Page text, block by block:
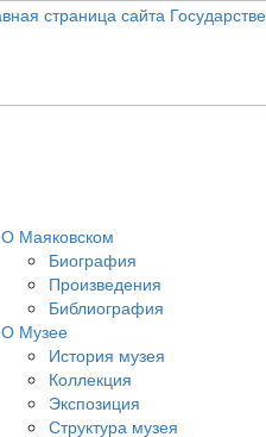
О Маяковском
Биография
Произведения
Библиография
О Музее
История музея
Коллекция
Экспозиция
Структура музея